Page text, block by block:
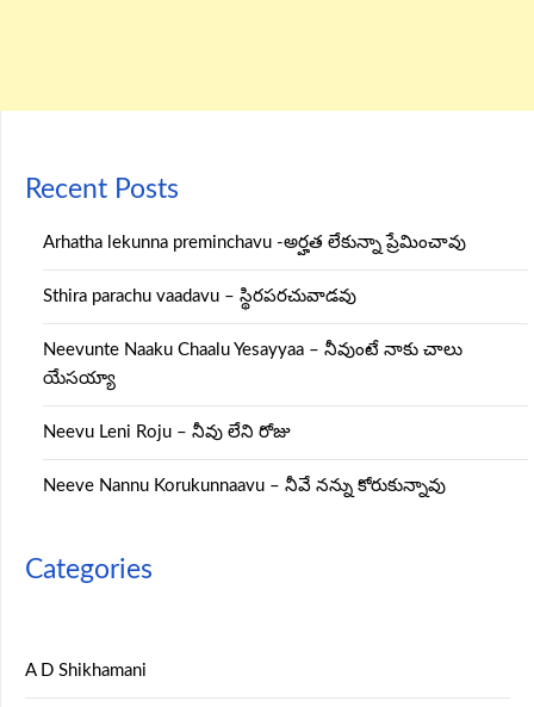
Recent Posts
Arhatha lekunna preminchavu -అర్హత లేకున్నా ప్రేమించావు
Sthira parachu vaadavu – స్థిరపరచువాడవు
Neevunte Naaku Chaalu Yesayyaa – నీవుంటే నాకు చాలు
యేసయ్యా
Neevu Leni Roju – నీవు లేని రోజు
Neeve Nannu Korukunnaavu – నీవే నన్ను కోరుకున్నావు
Categories
A D Shikhamani